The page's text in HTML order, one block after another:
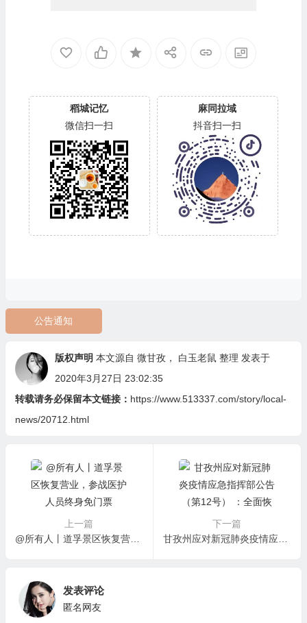
稻城记忆
微信扫一扫
麻同拉域
抖音扫一扫
公告通知
版权声明 本文源自 微甘孜， 白玉老鼠 整理 发表于
2020年3月27日 23:02:35
转载请务必保留本文链接： https://www.513337.com/story/local-
news/20712.html
上一篇
@所有人丨道孚景区恢复营业，参战医护人员终身免门票
下一篇
发表评论
匿名网友